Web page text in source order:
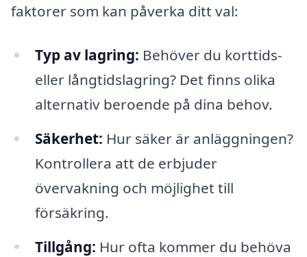
faktorer som kan påverka ditt val:
Typ av lagring: Behöver du korttids-
eller långtidslagring? Det finns olika
alternativ beroende på dina behov.
Säkerhet: Hur säker är anläggningen?
Kontrollera att de erbjuder
övervakning och möjlighet till
försäkring.
Tillgång: Hur ofta kommer du behöva